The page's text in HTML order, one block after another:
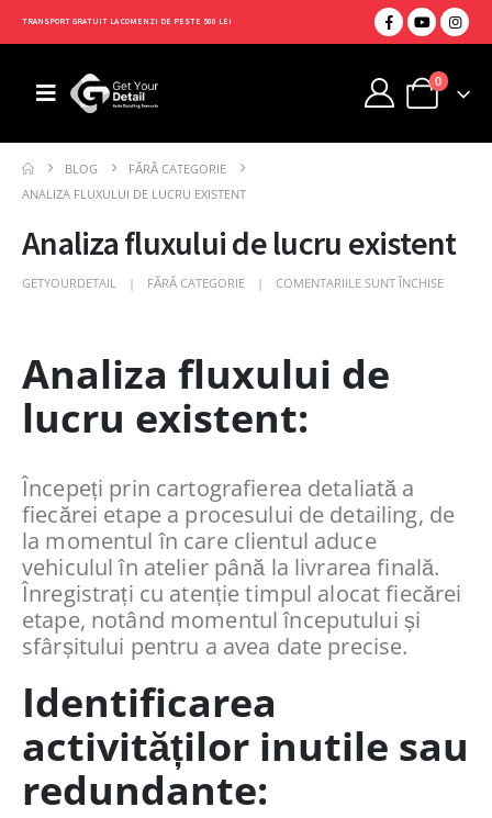
TRANSPORT GRATUIT LA COMENZI DE PESTE 500 LEI
0
BLOG
FĂRĂ CATEGORIE
ANALIZA FLUXULUI DE LUCRU EXISTENT
Analiza fluxului de lucru existent
GETYOURDETAIL FĂRĂ CATEGORIE COMENTARIILE SUNT ÎNCHISE
Analiza fluxului de
lucru existent:
Începeți prin cartografierea detaliată a
fiecărei etape a procesului de detailing, de
la momentul în care clientul aduce
vehiculul în atelier până la livrarea finală.
Înregistrați cu atenție timpul alocat fiecărei
etape, notând momentul începutului și
sfârșitului pentru a avea date precise.
Identificarea
activităților inutile sau
redundante: